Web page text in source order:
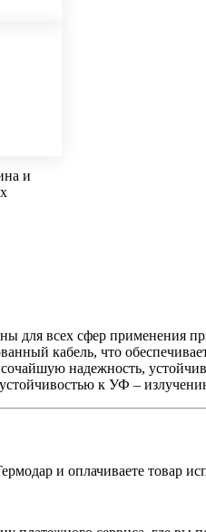
и
для всех сфер применения
кабель, что
надежность,
к УФ –
и оплачиваете товар